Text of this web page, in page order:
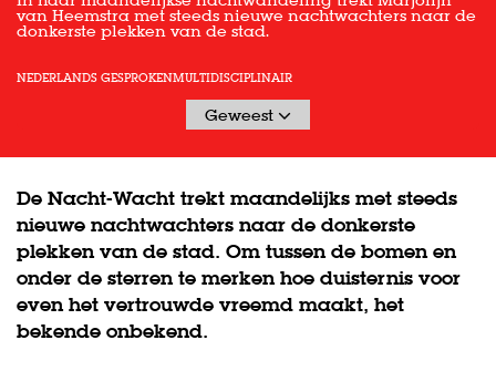
van Heemstra met steeds nieuwe nachtwachters naar de
donkerste plekken van de stad.
NEDERLANDS GESPROKENMULTIDISCIPLINAIR
Geweest
De Nacht-Wacht trekt maandelijks met steeds
nieuwe nachtwachters naar de donkerste
plekken van de stad. Om tussen de bomen en
onder de sterren te merken hoe duisternis voor
even het vertrouwde vreemd maakt, het
bekende onbekend.